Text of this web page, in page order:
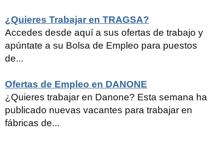
¿Quieres Trabajar en TRAGSA?
Accedes desde aquí a sus ofertas de trabajo y
apúntate a su Bolsa de Empleo para puestos
de...
Ofertas de Empleo en DANONE
¿Quieres trabajar en Danone? Esta semana ha
publicado nuevas vacantes para trabajar en
fábricas de...